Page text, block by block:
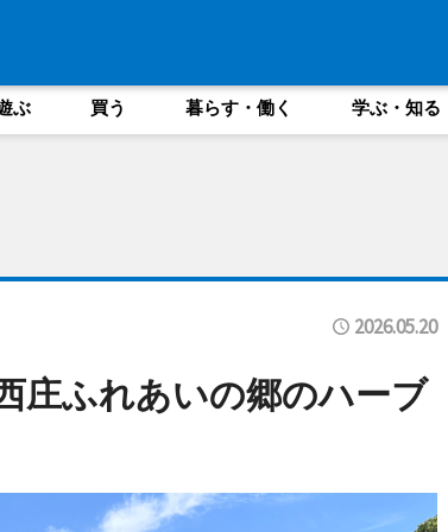
ぶ 買う 暮らす・働く 学ぶ・知る
2026.05.20
庄ふれあいの郷のハーブ